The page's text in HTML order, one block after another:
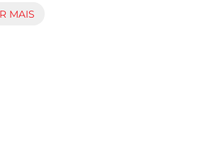
disso, é uma escolha que valoriza a
Leon se adapta às suas necessidades,
MAIS